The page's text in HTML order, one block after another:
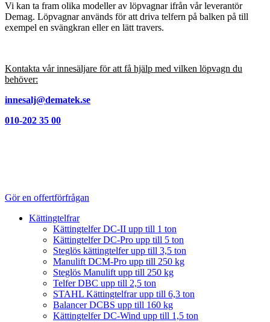
Vi kan ta fram olika modeller av löpvagnar ifrån vår leverantör
Demag. Löpvagnar används för att driva telfern på balken på till
exempel en svängkran eller en lätt travers.
Kontakta vår innesäljare för att få hjälp med vilken löpvagn du
behöver:
innesalj@dematek.se
010-202 35 00
Gör en offertförfrågan
Kättingtelfrar
Kättingtelfer DC-II upp till 1 ton
Kättingtelfer DC-Pro upp till 5 ton
Steglös kättingtelfer upp till 3,5 ton
Manulift DCM-Pro upp till 250 kg
Steglös Manulift upp till 250 kg
Telfer DBC upp till 2,5 ton
STAHL Kättingtelfrar upp till 6,3 ton
Balancer DCBS upp till 160 kg
Kättingtelfer DC-Wind upp till 1,5 ton